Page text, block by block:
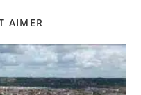
AIMER